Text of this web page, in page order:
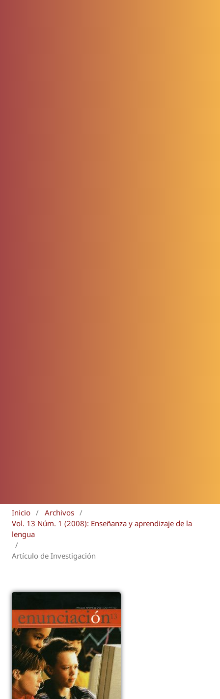
Inicio / Archivos /
Vol. 13 Núm. 1 (2008): Enseñanza y aprendizaje de la
lengua
/
Artículo de Investigación